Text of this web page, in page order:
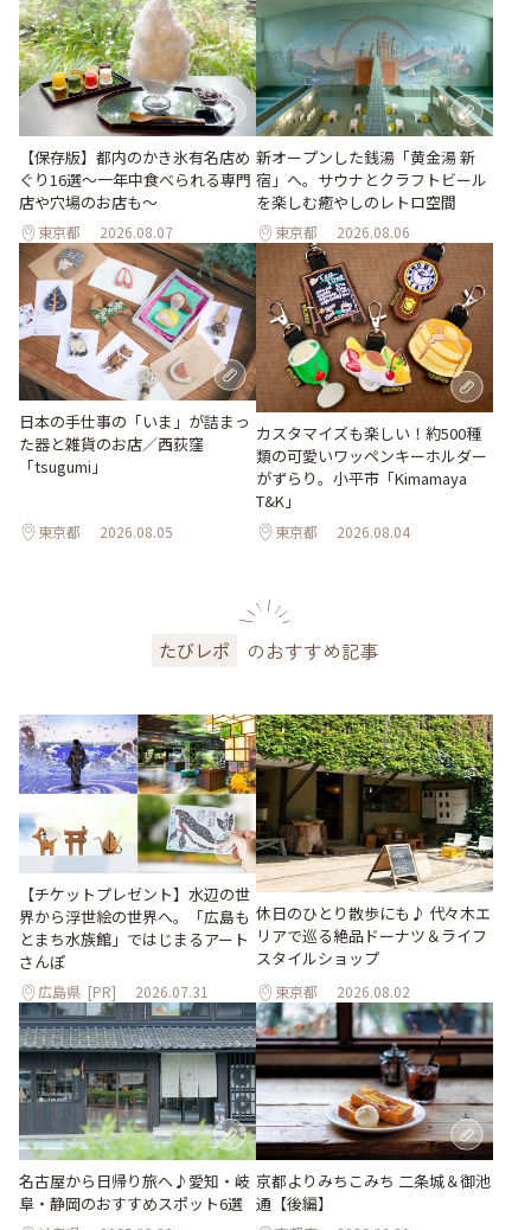
【保存版】都内のかき氷有名店め
ぐり16選～一年中食べられる専門
店や穴場のお店も～
東京都 2026.08.07
新オープンした銭湯「黄金湯 新
宿」へ。サウナとクラフトビール
を楽しむ癒やしのレトロ空間
東京都 2026.08.06
日本の手仕事の「いま」が詰まっ
た器と雑貨のお店／西荻窪
「tsugumi」
東京都 2026.08.05
カスタマイズも楽しい！約500種
類の可愛いワッペンキーホルダー
がずらり。小平市「Kimamaya
T&K」
東京都 2026.08.04
たびレポ のおすすめ記事
【チケットプレゼント】水辺の世
界から浮世絵の世界へ。「広島も
とまち水族館」ではじまるアート
さんぽ
広島県 [PR] 2026.07.31
休日のひとり散歩にも♪ 代々木エ
リアで巡る絶品ドーナツ＆ライフ
スタイルショップ
東京都 2026.08.02
名古屋から日帰り旅へ♪愛知・岐
阜・静岡のおすすめスポット6選
京都よりみちこみち 二条城＆御池
通【後編】